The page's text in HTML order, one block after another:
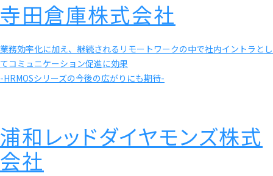
寺田倉庫株式会社
業務効率化に加え、継続されるリモートワークの中で社内イントラとし
てコミュニケーション促進に効果
-HRMOSシリーズの今後の広がりにも期待-
浦和レッドダイヤモンズ株式
会社